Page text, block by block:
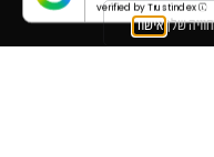
verified by Trustindex
שלך אישור